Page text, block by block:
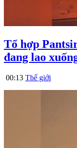
Tổ hợp
đang lao
00:13 Thế giới